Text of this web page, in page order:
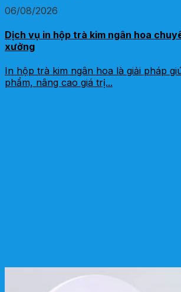
06/08/2026
Dịch vụ in hộp trà kim ngân hoa
xưởng
In hộp trà kim ngân hoa là giải pháp
phẩm, nâng cao giá trị...